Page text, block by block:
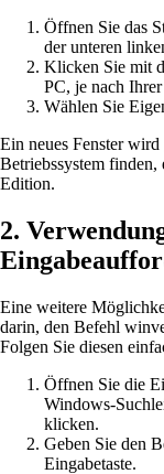
Öffnen Sie das
der unteren
Klicken Sie mit
PC, je nach
Wählen Sie
Ein neues Fenster
Betriebssystem
Edition.
2.
Eine weitere
darin, den Befehl
Folgen Sie diesen
Öffnen Sie die
Windows-
klicken.
Geben Sie den
Eingabetaste.